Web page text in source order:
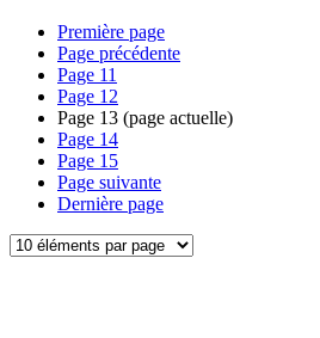
Première page
Page précédente
Page 11
Page 12
Page 13 (page actuelle)
Page 14
Page 15
Page suivante
Dernière page